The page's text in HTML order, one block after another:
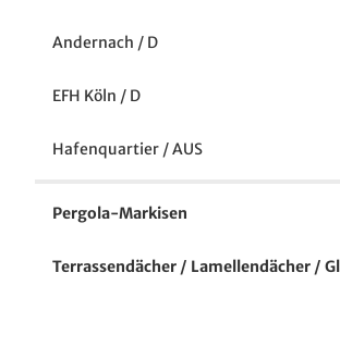
Andernach / D
EFH Köln / D
Hafenquartier / AUS
Pergola-Markisen
Imbiss- und Eventschiff / D
Terrassendächer / Lamellendächer /